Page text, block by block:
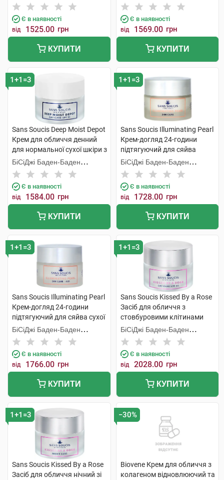
Є в наявності
від 1525.00 грн
КУПИТИ
Косметікс Груп Гмбх
Є в наявності
від 1569.00 грн
КУПИТИ
1+1=3
Sans Soucis Deep Moist Depot
Крем для обличчя денний
для нормальної сухої шкіри з
SPF10 50 мл 1 шт
БіСіДжі Баден-Баден
Косметікс Груп Гмбх
Є в наявності
від 1584.00 грн
КУПИТИ
1+1=3
Sans Soucis Illuminating Pearl
Крем-догляд 24-години
підтягуючий для сяйва
нормальної шкіри 50 мл 1
банка
БіСіДжі Баден-Баден
Косметікс Груп Гмбх
Є в наявності
від 1728.00 грн
КУПИТИ
1+1=3
Sans Soucis Illuminating Pearl
Крем-догляд 24-години
підтягуючий для сяйва сухої
шкіри 50 мл 1 банка
БіСіДжі Баден-Баден
Косметікс Груп Гмбх
Є в наявності
від 1766.00 грн
КУПИТИ
1+1=3
Sans Soucis Kissed By a Rose
Засіб для обличчя з
стовбуровими клітинами
троянди денний з SPF20 50
мл 1 банка
БіСіДжі Баден-Баден
Косметікс Груп Гмбх
Є в наявності
від 2028.00 грн
КУПИТИ
1+1=3
Sans Soucis Kissed By a Rose
Засіб для обличчя нічний зі
−30%
Biovene Крем для обличчя з
колагеном відновлюючий та